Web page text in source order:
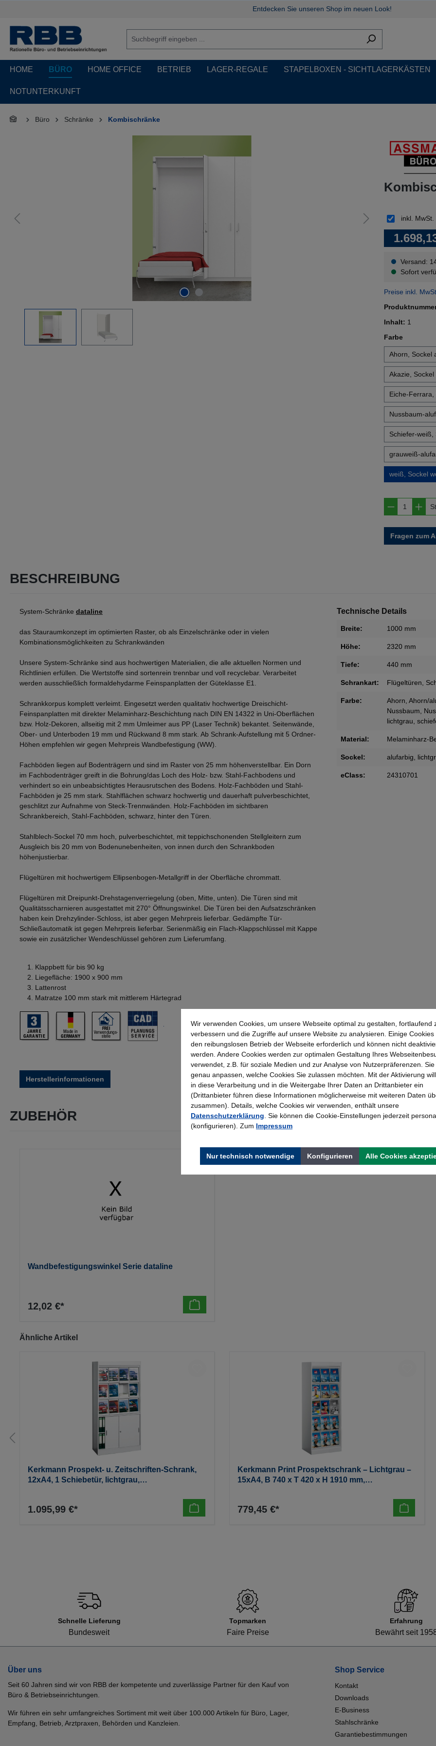
Entdecken Sie unseren Shop im neuen Look!
HOME BÜRO HOME OFFICE BETRIEB LAGER-REGALE STAPELBOXEN - SICHTLAGERKÄSTEN
NOTUNTERKUNFT
Büro Schränke Kombischränke
Versand:
Sofort
inkl. MwSt.
Preise inkl.
Inhalt: 1
Farbeauswählen
Ahorn, Sockel
Akazie, Sockel
Eiche-Ferrara,
Nussbaum-
Schiefer-weiß,
grauweiß-
weiß, Sockel
Produkt
Fragen zum
BESCHREIBUNG
System-Schränke dataline
das Stauraumkonzept im optimierten Raster, ob als Einzelschränke oder in vielen
Kombinationsmöglichkeiten zu Schrankwänden
Unsere System-Schränke sind aus hochwertigen Materialien, die alle aktuellen Normen und
Richtlinien erfüllen. Die Wertstoffe sind sortenrein trennbar und voll recyclebar. Verarbeitet
werden ausschließlich formaldehydarme Feinspanplatten der Güteklasse E1.
Schrankkorpus komplett verleimt. Eingesetzt werden qualitativ hochwertige Dreischicht-
Feinspanplatten mit direkter Melaminharz-Beschichtung nach DIN EN 14322 in Uni-Oberflächen
bzw. Holz-Dekoren, allseitig mit 2 mm Umleimer aus PP (Laser Technik) bekantet. Seitenwände,
Ober- und Unterboden 19 mm und Rückwand 8 mm stark. Ab Schrank-Aufstellung mit 5 Ordner-
Höhen empfehlen wir gegen Mehrpreis Wandbefestigung (WW).
Fachböden liegen auf Bodenträgern und sind im Raster von 25 mm höhenverstellbar. Ein Dorn
im Fachbodenträger greift in die Bohrung/das Loch des Holz- bzw. Stahl-Fachbodens und
verhindert so ein unbeabsichtigtes Herausrutschen des Bodens. Holz-Fachböden und Stahl-
Fachböden je 25 mm stark. Stahlflächen schwarz hochwertig und dauerhaft pulverbeschichtet,
geschlitzt zur Aufnahme von Steck-Trennwänden. Holz-Fachböden im sichtbaren
Schrankbereich, Stahl-Fachböden, schwarz, hinter den Türen.
Stahlblech-Sockel 70 mm hoch, pulverbeschichtet, mit teppichschonenden Stellgleitern zum
Ausgleich bis 20 mm von Bodenunebenheiten, von innen durch den Schrankboden
höhenjustierbar.
Flügeltüren mit hochwertigem Ellipsenbogen-Metallgriff in der Oberfläche chrommatt.
Flügeltüren mit Dreipunkt-Drehstagenverriegelung (oben, Mitte, unten). Die Türen sind mit
Qualitätsscharnieren ausgestattet mit 270° Öffnungswinkel. Die Türen bei den Aufsatzschränken
haben kein Drehzylinder-Schloss, ist aber gegen Mehrpreis lieferbar. Gedämpfte Tür-
Schließautomatik ist gegen Mehrpreis lieferbar. Serienmäßig ein Flach-Klappschlüssel mit Kappe
sowie ein zusätzlicher Wendeschlüssel gehören zum Lieferumfang.
Klappbett für bis 90 kg
Liegefläche: 1900 x 900 mm
Lattenrost
Matratze 100 mm stark mit mittlerem Härtegrad
Technische Details
Breite: 1000 mm
Höhe: 2320 mm
Tiefe: 440 mm
Schrankart: Flügeltüren,
Farbe: Ahorn, Ahorn/
Nussbaum,
lichtgrau,
Material: Melaminharz-
Sockel: alufarbig,
eClass: 24310701
Herstellerinformationen
ZUBEHÖR
Wandbefestigungswinkel Serie dataline
12,02 €*
Produktgalerie überspringen
Ähnliche Artikel
Kerkmann Prospekt- u. Zeitschriften-Schrank,
12xA4, 1 Schiebetür, lichtgrau,
1.095,99 €*
Kerkmann Print Prospektschrank – Lichtgrau –
15xA4, B 740 x T 420 x H 1910 mm,
779,45 €*
Schnelle Lieferung
Bundesweit
Topmarken
Faire Preise
Erfahrung
Bewährt seit
Über uns
Seit 60 Jahren sind wir von RBB der kompetente und zuverlässige Partner für den Kauf von
Büro & Betriebseinrichtungen.
Wir führen ein sehr umfangreiches Sortiment mit weit über 100.000 Artikeln für Büro, Lager,
Empfang, Betrieb, Arztpraxen, Behörden und Kanzleien.
Shop Service
Kontakt
Downloads
E-Business
Stahlschränke
Garantiebestimmungen
Wir verwenden Cookies, um unsere Webseite optimal zu gestalten, fortlaufend
verbessern und die Zugriffe auf unsere Website zu analysieren. Einige Cookies
den reibungslosen Betrieb der Webseite erforderlich und können nicht
werden. Andere Cookies werden zur optimalen Gestaltung Ihres
verwendet, z.B. für soziale Medien und zur Analyse von Nutzerpräferenzen. Sie
genau anpassen, welche Cookies Sie zulassen möchten. Mit der Aktivierung
in diese Verarbeitung und in die Weitergabe Ihrer Daten an Drittanbieter ein
(Drittanbieter führen diese Informationen möglicherweise mit weiteren Daten
zusammen). Details, welche Cookies wir verwenden, enthält unsere
Datenschutzerklärung . Sie können die Cookie-Einstellungen jederzeit
(konfigurieren). Zum Impressum
Nur technisch notwendige Konfigurieren Alle Cookies